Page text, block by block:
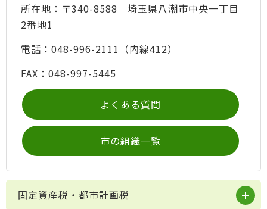
所在地：〒340-8588 埼玉県八潮市中央一丁目
2番地1
電話：048-996-2111（内線412）
FAX：048-997-5445
よくある質問
市の組織一覧
固定資産税・都市計画税